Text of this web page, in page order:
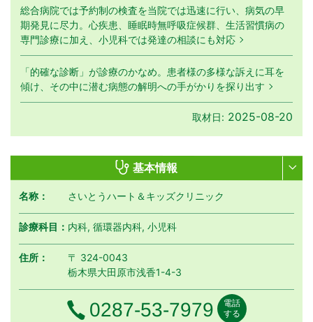
総合病院では予約制の検査を当院では迅速に行い、病気の早
期発見に尽力。心疾患、睡眠時無呼吸症候群、生活習慣病の
専門診療に加え、小児科では発達の相談にも対応
「的確な診断」が診療のかなめ。患者様の多様な訴えに耳を
傾け、その中に潜む病態の解明への手がかりを探り出す
取材日: 2025-08-20
基本情報
名称： さいとうハート＆キッズクリニック
診療科目： 内科, 循環器内科, 小児科
住所：
〒 324-0043
栃木県大田原市浅香1-4-3
電話番号
0287-53-7979
電話
する